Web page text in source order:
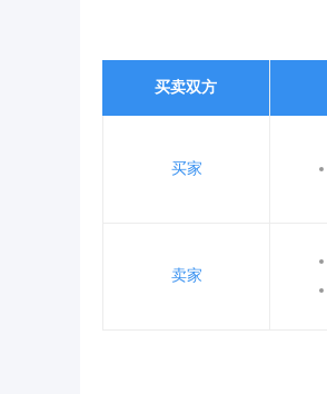
买卖双方
买家
卖家